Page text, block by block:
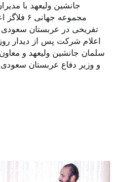
جانشین ولیعهد با
مجموعه
تفریحی در عربستان
اعلام شرکت پس از دیدار
سلمان جانشین ولیعهد و
و وزیر دفاع عربستان